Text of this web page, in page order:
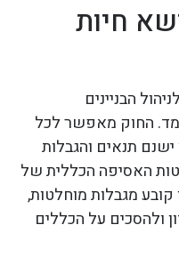
חיות
הבניינים
החוק מאפשר לכל
תנאים והגבלות
האסיפה הכללית של
קובע מגבלות מוחלטות,
ולהסכים על הכללים